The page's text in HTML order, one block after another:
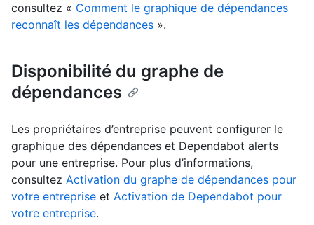
consultez « Comment le graphique de dépendances
reconnaît les dépendances ».
Disponibilité du graphe de
dépendances
Les propriétaires d’entreprise peuvent configurer le
graphique des dépendances et Dependabot alerts
pour une entreprise. Pour plus d’informations,
consultez Activation du graphe de dépendances pour
votre entreprise et Activation de Dependabot pour
votre entreprise.